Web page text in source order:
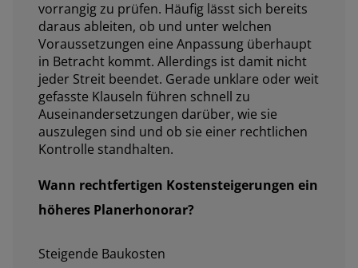
vorrangig zu prüfen. Häufig lässt sich bereits
daraus ableiten, ob und unter welchen
Voraussetzungen eine Anpassung überhaupt
in Betracht kommt. Allerdings ist damit nicht
jeder Streit beendet. Gerade unklare oder weit
gefasste Klauseln führen schnell zu
Auseinandersetzungen darüber, wie sie
auszulegen sind und ob sie einer rechtlichen
Kontrolle standhalten.
Wann rechtfertigen Kostensteigerungen ein
höheres Planerhonorar?
Steigende Baukosten